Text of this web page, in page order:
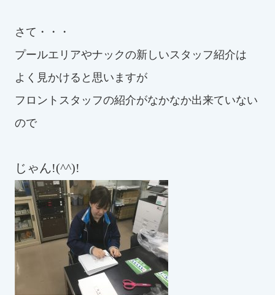
さて・・・
プールエリアやナックの新しいスタッフ紹介は
よく見かけると思いますが
フロントスタッフの紹介がなかなか出来ていない
ので
じゃん!(^^)!